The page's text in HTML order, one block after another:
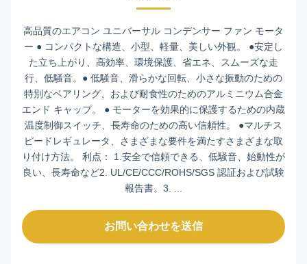
高品質のエアコン ユニバーサル コンデンサー ファン モータ
ー ● コンパクトな構造、小型、軽量、美しい外観。 ●安定し
た立ち上がり、高効率、環境保護、省エネ、スムーズな走
行、低騒音。● 低騒音、滑らかな回転、小さな振動のための
特別なベアリング、および耐食性のためのアルミニウム合金
エンド キャップ。 ● モーターを効果的に保護するための内蔵
温度制御スイッチ、長寿命のための高い信頼性。 ●マルチス
ピードレギュレータ、さまざまな要件を満たすさまざまな取
り付け方法。 利点： 1.安全で信頼できる、低騒音、始動性が
良い、長寿命など2. UL/CE/CCC/ROHS/SGS 認証および試験
報告書。3. ...
お問い合わせを送信